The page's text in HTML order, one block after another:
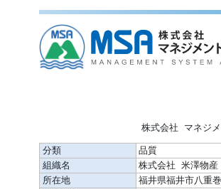
株式会社 マネジ
分類
品質
組織名
株式会社 米澤物
所在地
福井県福井市八重